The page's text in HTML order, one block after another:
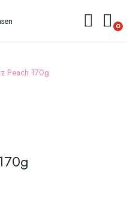
0
Peach 170g